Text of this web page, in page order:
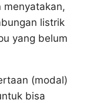
menyatakan,
listrik
yang belum
(modal)
bisa